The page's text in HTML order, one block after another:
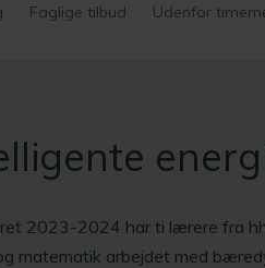
Faglige tilbud Udenfor
2023-2024 har ti lærere fra
matematik arbejdet med